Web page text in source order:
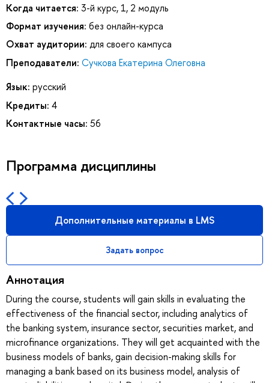
Когда читается: 3-й курс, 1, 2 модуль
Формат изучения: без онлайн-курса
Охват аудитории: для своего кампуса
Преподаватели: Сучкова Екатерина Олеговна
Язык: русский
Кредиты: 4
Контактные часы: 56
Программа дисциплины
Дополнительные материалы в LMS
Задать вопрос
Аннотация
During the course, students will gain skills in evaluating the
effectiveness of the financial sector, including analytics of
the banking system, insurance sector, securities market, and
microfinance organizations. They will get acquainted with the
business models of banks, gain decision-making skills for
managing a bank based on its business model, analysis of